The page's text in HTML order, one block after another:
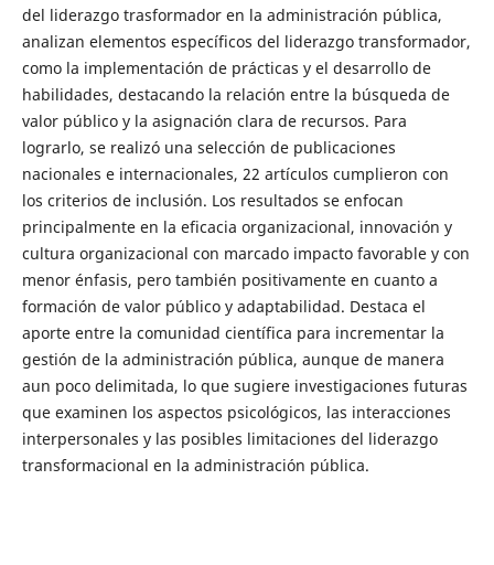
del liderazgo trasformador en la administración pública,
analizan elementos específicos del liderazgo transformador,
como la implementación de prácticas y el desarrollo de
habilidades, destacando la relación entre la búsqueda de
valor público y la asignación clara de recursos. Para
lograrlo, se realizó una selección de publicaciones
nacionales e internacionales, 22 artículos cumplieron con
los criterios de inclusión. Los resultados se enfocan
principalmente en la eficacia organizacional, innovación y
cultura organizacional con marcado impacto favorable y con
menor énfasis, pero también positivamente en cuanto a
formación de valor público y adaptabilidad. Destaca el
aporte entre la comunidad científica para incrementar la
gestión de la administración pública, aunque de manera
aun poco delimitada, lo que sugiere investigaciones futuras
que examinen los aspectos psicológicos, las interacciones
interpersonales y las posibles limitaciones del liderazgo
transformacional en la administración pública.